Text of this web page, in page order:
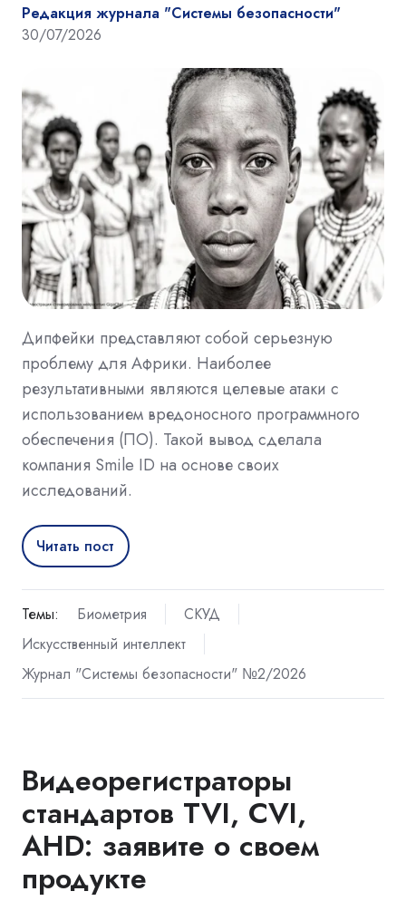
Редакция журнала "Системы безопасности"
30/07/2026
Дипфейки представляют собой серьезную
проблему для Африки. Наиболее
результативными являются целевые атаки с
использованием вредоносного программного
обеспечения (ПО). Такой вывод сделала
компания Smile ID на основе своих
исследований.
Читать пост
Темы: Биометрия
СКУД
Искусственный интеллект
Журнал "Системы безопасности" №2/2026
Видеорегистраторы
стандартов TVI, CVI,
AHD: заявите о своем
продукте